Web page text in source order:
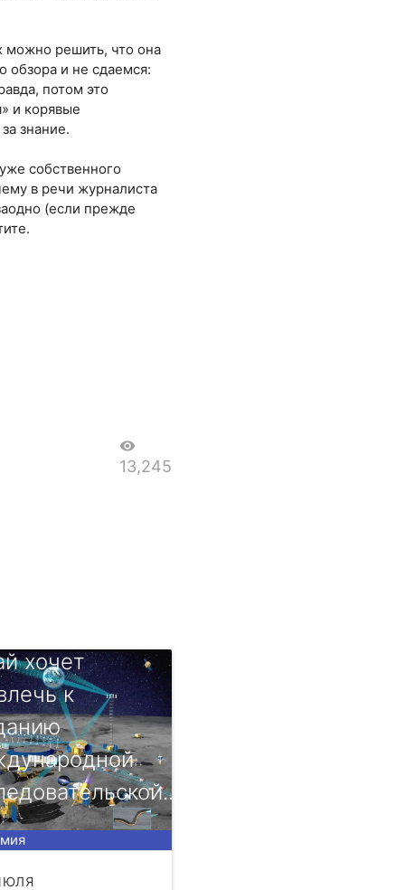
можно решить, что она
обзора и не сдаемся:
потом это
и корявые
знание.
собственного
в речи журналиста
(если прежде
visibility
13,245
хочет
к